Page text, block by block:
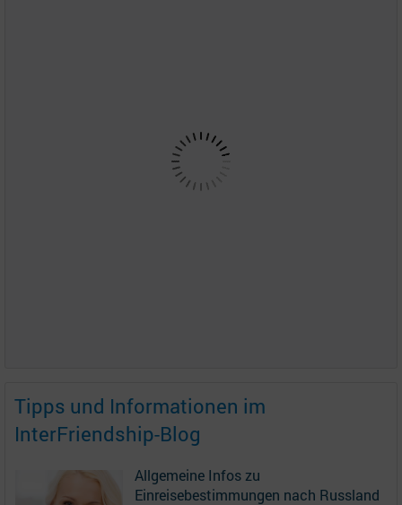
Tipps und Informationen im
InterFriendship-Blog
Allgemeine Infos zu
Einreisebestimmungen nach Russland